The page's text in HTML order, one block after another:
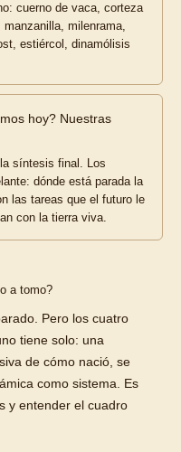
cuerno de vaca, corteza
milenrama,
estiércol, dinamólisis
hoy? Nuestras
síntesis final. Los
dónde está parada la
las tareas que el futuro le
con la tierra viva.
a tomo?
Pero los cuatro
tiene solo: una
de cómo nació, se
como sistema. Es
y entender el cuadro